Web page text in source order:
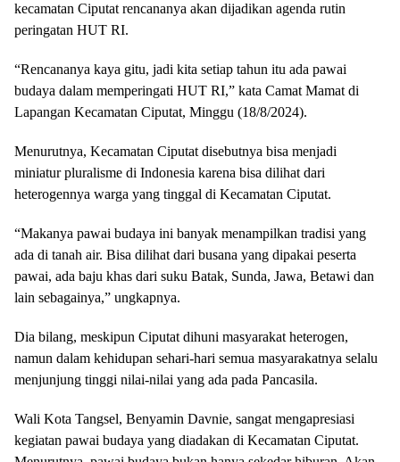
kecamatan Ciputat rencananya akan dijadikan agenda rutin
peringatan HUT RI.
“Rencananya kaya gitu, jadi kita setiap tahun itu ada pawai
budaya dalam memperingati HUT RI,” kata Camat Mamat di
Lapangan Kecamatan Ciputat, Minggu (18/8/2024).
Menurutnya, Kecamatan Ciputat disebutnya bisa menjadi
miniatur pluralisme di Indonesia karena bisa dilihat dari
heterogennya warga yang tinggal di Kecamatan Ciputat.
“Makanya pawai budaya ini banyak menampilkan tradisi yang
ada di tanah air. Bisa dilihat dari busana yang dipakai peserta
pawai, ada baju khas dari suku Batak, Sunda, Jawa, Betawi dan
lain sebagainya,” ungkapnya.
Dia bilang, meskipun Ciputat dihuni masyarakat heterogen,
namun dalam kehidupan sehari-hari semua masyarakatnya selalu
menjunjung tinggi nilai-nilai yang ada pada Pancasila.
Wali Kota Tangsel, Benyamin Davnie, sangat mengapresiasi
kegiatan pawai budaya yang diadakan di Kecamatan Ciputat.